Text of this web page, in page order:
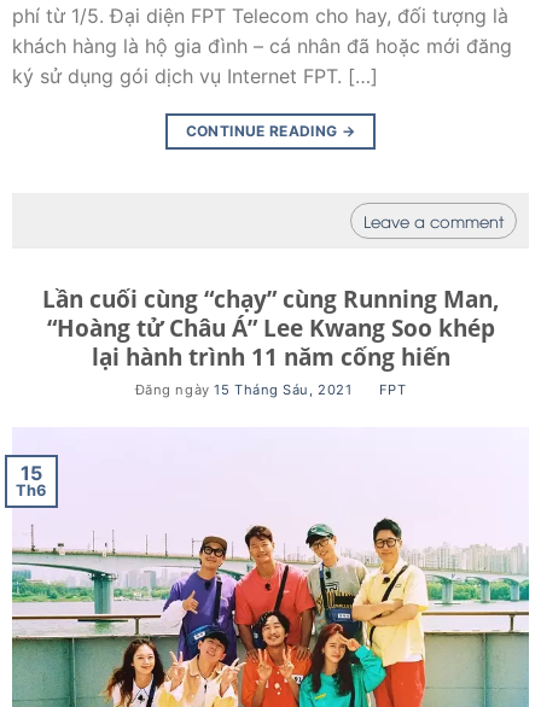
phí từ 1/5. Đại diện FPT Telecom cho hay, đối tượng là
khách hàng là hộ gia đình – cá nhân đã hoặc mới đăng
ký sử dụng gói dịch vụ Internet FPT. […]
CONTINUE READING →
Leave a comment
Lần cuối cùng “chạy” cùng Running Man,
“Hoàng tử Châu Á” Lee Kwang Soo khép
lại hành trình 11 năm cống hiến
Đăng ngày15 Tháng Sáu, 2021 FPT
15
Th6